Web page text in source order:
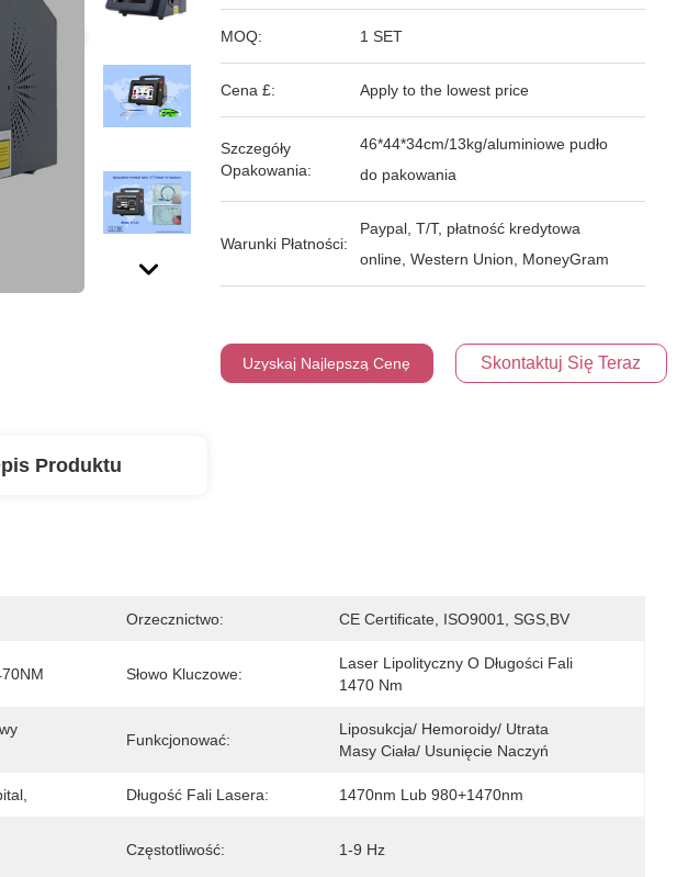
MOQ: 1 SET
Cena £: Apply to the lowest price
Szczegóły
Opakowania:
46*44*34cm/13kg/aluminiowe pudło
do pakowania
Warunki Płatności:
Paypal, T/T, płatność kredytowa
online, Western Union, MoneyGram
Uzyskaj Najlepszą Cenę Skontaktuj Się Teraz
Produktu
Orzecznictwo: CE Certificate, ISO9001, SGS,BV
Słowo Kluczowe:
Laser Lipolityczny O Długości Fali
1470 Nm
Funkcjonować:
Liposukcja/ Hemoroidy/ Utrata
Masy Ciała/ Usunięcie Naczyń
Długość Fali Lasera: 1470nm Lub 980+1470nm
Częstotliwość: 1-9 Hz